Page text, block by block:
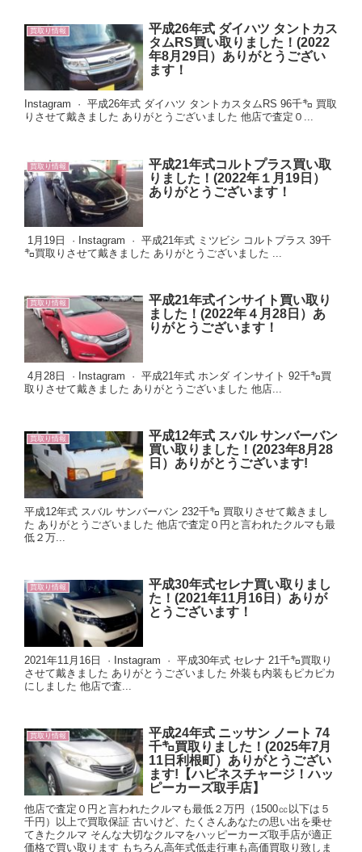
買取り情報
平成26年式 ダイハツ タントカス
タムRS買い取りました！(2022
年8月29日）ありがとうござい
ます！
Instagram · 平成26年式 ダイハツ タントカスタムRS 96千㌔ 買取
りさせて戴きました ありがとうございました 他店で査定０...
買取り情報
平成21年式コルトプラス買い取
りました！(2022年１月19日）
ありがとうございます！
1月19日 · Instagram · 平成21年式 ミツビシ コルトプラス 39千
㌔買取りさせて戴きました ありがとうございました ...
買取り情報
平成21年式インサイト買い取り
ました！(2022年４月28日）あ
りがとうございます！
4月28日 · Instagram · 平成21年式 ホンダ インサイト 92千㌔買
取りさせて戴きました ありがとうございました 他店...
買取り情報
平成12年式 スバル サンバーバン
買い取りました！(2023年8月28
日）ありがとうございます!
平成12年式 スバル サンバーバン 232千㌔ 買取りさせて戴きまし
た ありがとうございました 他店で査定０円と言われたクルマも最
低２万...
買取り情報
平成30年式セレナ買い取りまし
た！(2021年11月16日）ありが
とうございます！
2021年11月16日 · Instagram · 平成30年式 セレナ 21千㌔買取り
させて戴きました ありがとうございました 外装も内装もピカピカ
にしました 他店で査...
買取り情報
平成24年式 ニッサン ノート 74
千㌔買取りました！(2025年7月
11日利根町）ありがとうござい
ます!【ハピネスチャージ！ハッ
ピーカーズ取手店】
他店で査定０円と言われたクルマも最低２万円（1500㏄以下は５
千円）以上で買取保証 古いけど、たくさんあなたの思い出を乗せ
てきたクルマ そんな大切なクルマをハッピーカーズ取手店が適正
価格で買い取ります もちろん高年式低走行車も高価買取り致しま